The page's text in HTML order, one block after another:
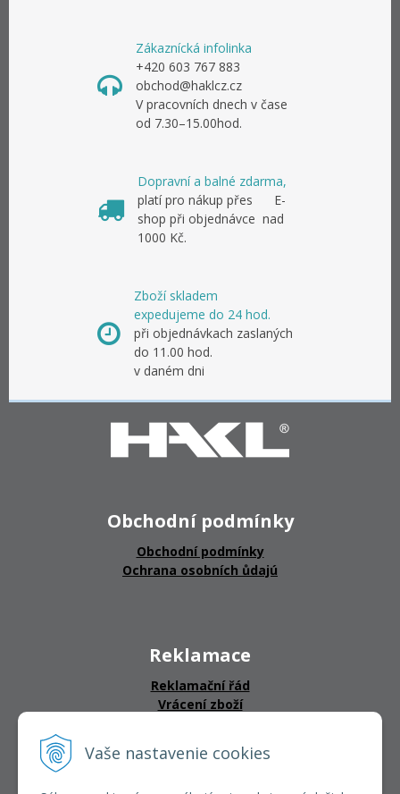
Vaše nastavenie cookies
Zákaznícká infolinka
+420 603 767 883
obchod@haklcz.cz
V pracovních dnech v čase
od 7.30–15.00hod.
Dopravní a balné zdarma,
platí pro nákup přes E-
shop při objednávce nad
1000 Kč.
Zboží skladem
expedujeme do 24 hod.
při objednávkach zaslaných
do 11.00 hod.
v daném dni
Obchodní podmínky
Obchodní podmínky
Ochrana osobních ůdajú
Reklamace
Reklamační řád
Vrácení zboží